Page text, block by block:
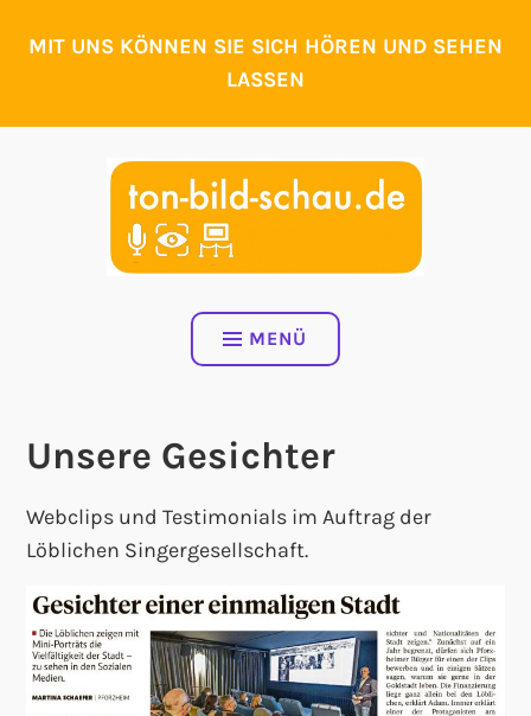
InhaltMIT UNS KÖNNEN SIE SICH HÖREN UND SEHEN
LASSEN
MENÜ
Unsere Gesichter
Webclips und Testimonials im Auftrag der
Löblichen Singergesellschaft.